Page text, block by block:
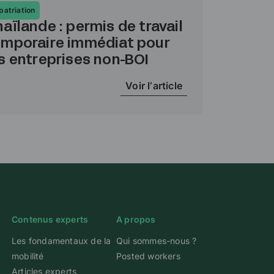
: permis de travail
immédiat pour
entreprises non-BOI
Voir l‘article
Contenus experts
Les fondamentaux de la
mobilité
Articles experts
A propos
Qui sommes-nous ?
Posted workers